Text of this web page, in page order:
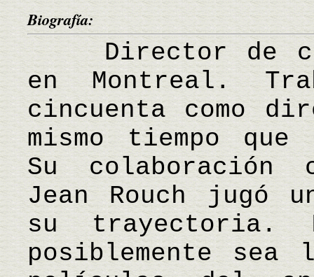
Biografía:
Director de
en Montreal.
cincuenta como
mismo tiempo
Su colaboración
Jean Rouch jugó
su trayectoria.
posiblemente sea